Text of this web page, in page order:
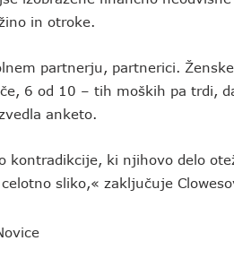
in otroke.
partnerju, partnerici.
6 od 10 – tih moških pa trdi,
anketo.
kontradikcije, ki njihovo delo
sliko,« zaključuje